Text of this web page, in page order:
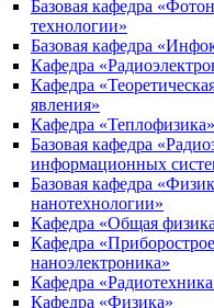
Базовая кафедра
технологии»
Базовая кафедра
Кафедра
Кафедра
явления»
Кафедра «Теплофизика»
Базовая кафедра
информационных
Базовая кафедра
нанотехнологии»
Кафедра «Общая
Кафедра
наноэлектроника»
Кафедра
Кафедра «Физика»